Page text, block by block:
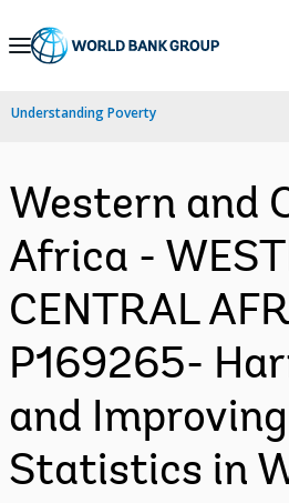
Skip
Navigation
Understanding Poverty
Western and
Africa -
CENTRAL
P169265-
and Improving
Statistics in